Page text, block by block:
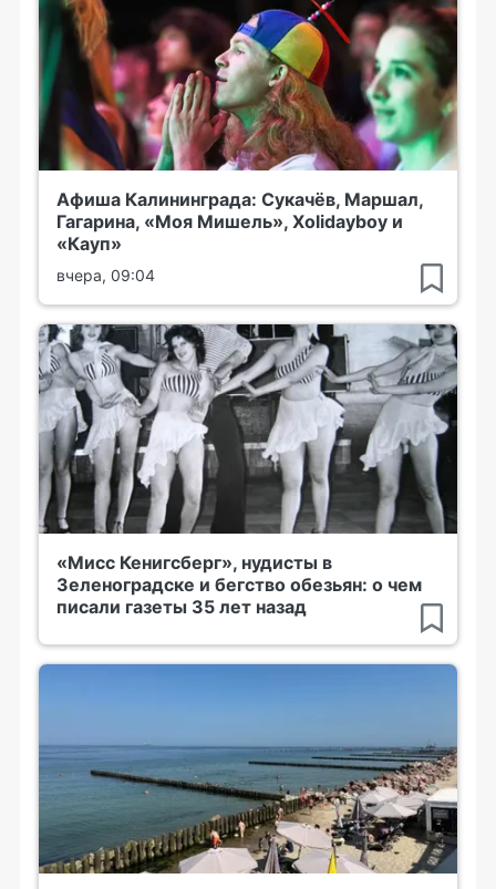
Афиша Калининграда: Сукачёв, Маршал,
Гагарина, «Моя Мишель», Xolidayboy и
«Кауп»
вчера, 09:04
«Мисс Кенигсберг», нудисты в
Зеленоградске и бегство обезьян: о чем
писали газеты 35 лет назад